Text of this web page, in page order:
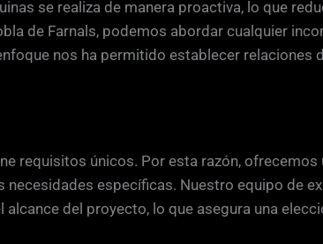
se realiza de manera proactiva, lo que
de Farnals, podemos abordar cualquier
nos ha permitido establecer
requisitos únicos. Por esta razón,
específicas. Nuestro equipo de
del proyecto, lo que asegura una